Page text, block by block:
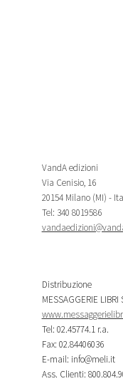
VandA edizioni
Via Cenisio, 16
20154 Milano (MI) -
Tel: 340 8019586
Distribuzione
MESSAGGERIE LIBRI
Tel: 02.45774.1 r.a.
Fax: 02.84406036
E-mail: info@meli.it
Ass. Clienti: